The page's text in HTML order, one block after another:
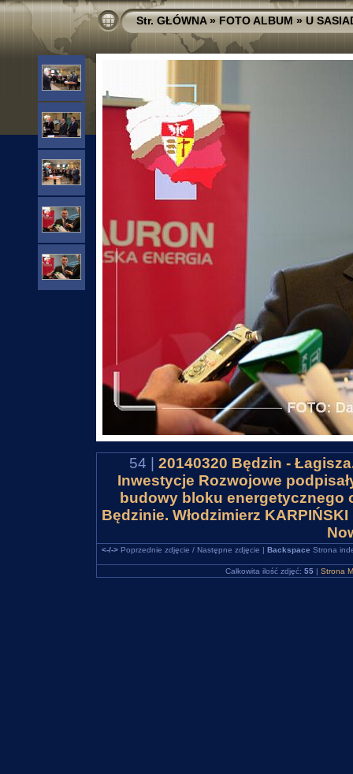
Str. GŁÓWNA»FOTO ALBUM»U
54 | 20140320 Będzin -
Inwestycje Rozwojowe
budowy bloku energetycznego
Będzinie. Włodzimierz
<-/->Poprzednie zdjęcie / Następne zdjęcie | Backspace Strona
Całkowita ilość zdjęć: 55 | Strona